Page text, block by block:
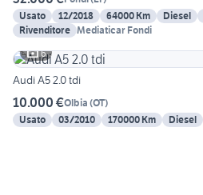
Usato
12/2018 64000 Km Diesel
Rivenditore Mediaticar Fondi
6
Audi A5 2.0 tdi
10.000 €Olbia (OT)
Usato
03/2010 170000 Km Diesel